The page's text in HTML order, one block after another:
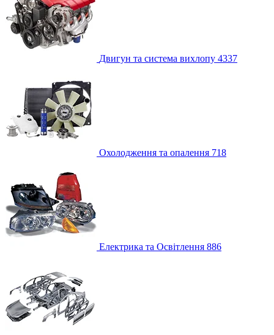
Двигун та система вихлопу 4337
Охолодження та опалення 718
Електрика та Освітлення 886